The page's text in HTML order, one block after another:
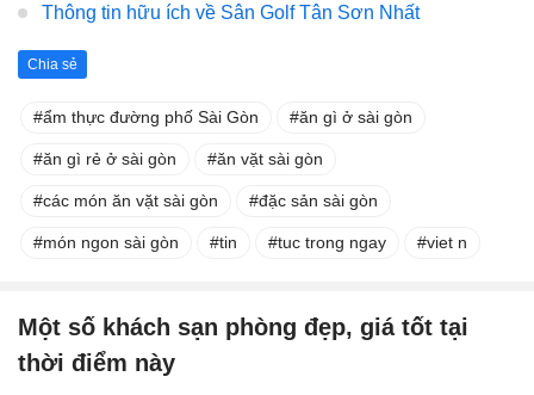
Thông tin hữu ích về Sân Golf Tân Sơn Nhất
Chia sẻ
ẩm thực đường phố Sài Gòn ăn gì ở sài gòn
ăn gì rẻ ở sài gòn ăn vặt sài gòn
các món ăn vặt sài gòn đặc sản sài gòn
món ngon sài gòn tin tuc trong ngay viet n
Một số khách sạn phòng đẹp, giá tốt tại
thời điểm này